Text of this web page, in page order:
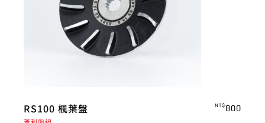
RS100 楓葉盤 NT$800